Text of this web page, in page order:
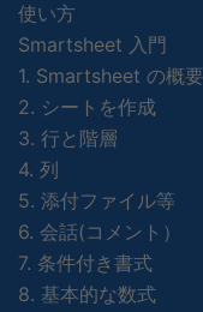
使い方
Smartsheet 入門
1. Smartsheet の概要
2. シートを作成
3. 行と階層
4. 列
5. 添付ファイル等
6. 会話(コメント）
7. 条件付き書式
8. 基本的な数式